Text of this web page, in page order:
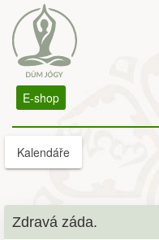
E-shop
Kalendáře
Zdravá záda.